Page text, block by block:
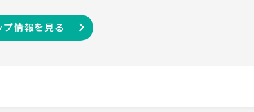
プ情報を見る